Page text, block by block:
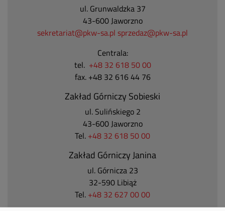
ul. Grunwaldzka 37
43-600 Jaworzno
sekretariat@pkw-sa.pl sprzedaz@pkw-sa.pl
Centrala:
tel. +48 32 618 50 00
fax. +48 32 616 44 76
Zakład Górniczy Sobieski
ul. Sulińskiego 2
43-600 Jaworzno
Tel. +48 32 618 50 00
Zakład Górniczy Janina
ul. Górnicza 23
32-590 Libiąż
Tel. +48 32 627 00 00